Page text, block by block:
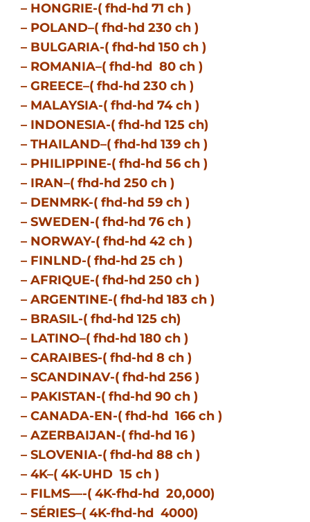
– HONGRIE-( fhd-hd 71 ch )
– POLAND–( fhd-hd 230 ch )
– BULGARIA-( fhd-hd 150 ch )
– ROMANIA–( fhd-hd 80 ch )
– GREECE–( fhd-hd 230 ch )
– MALAYSIA-( fhd-hd 74 ch )
– INDONESIA-( fhd-hd 125 ch)
– THAILAND–( fhd-hd 139 ch )
– PHILIPPINE-( fhd-hd 56 ch )
– IRAN–( fhd-hd 250 ch )
– DENMRK-( fhd-hd 59 ch )
– SWEDEN-( fhd-hd 76 ch )
– NORWAY-( fhd-hd 42 ch )
– FINLND-( fhd-hd 25 ch )
– AFRIQUE-( fhd-hd 250 ch )
– ARGENTINE-( fhd-hd 183 ch )
– BRASIL-( fhd-hd 125 ch)
– LATINO–( fhd-hd 180 ch )
– CARAIBES-( fhd-hd 8 ch )
– SCANDINAV-( fhd-hd 256 )
– PAKISTAN-( fhd-hd 90 ch )
– CANADA-EN-( fhd-hd 166 ch )
– AZERBAIJAN-( fhd-hd 16 )
– SLOVENIA-( fhd-hd 88 ch )
– 4K–( 4K-UHD 15 ch )
– FILMS—-( 4K-fhd-hd 20,000)
– SÉRIES–( 4K-fhd-hd 4000)